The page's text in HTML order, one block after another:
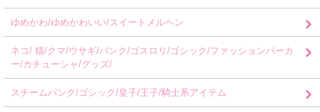
ゆめかわ/ゆめかわいい/スイートメルヘン
ネコ/ 猫/クマ/ウサギ/パンク/ゴスロリ/ゴシック/ファッションパーカ
ー/カチューシャ/グッズ/
スチームパンク/ゴシック/皇子/王子/騎士系アイテム